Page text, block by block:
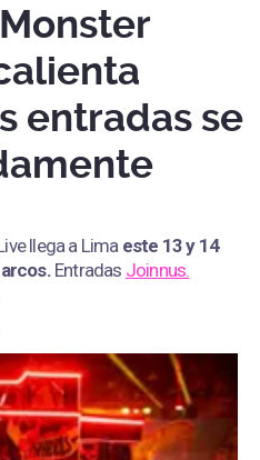
entradas se
llega a Lima este 13 y 14
. Entradas Joinnus.